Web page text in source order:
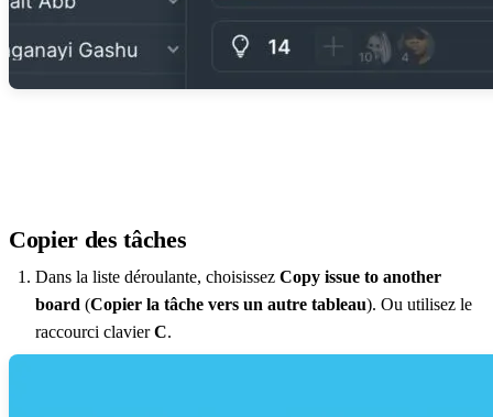
Copier des tâches
Dans la liste déroulante, choisissez Copy issue to another
board (Copier la tâche vers un autre tableau). Ou utilisez le
raccourci clavierC.